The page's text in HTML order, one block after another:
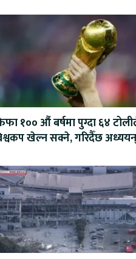
१०० औं बर्षमा पुग्दा ६४
खेल्न सक्ने, गरिदैँछ अध्ययन्